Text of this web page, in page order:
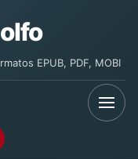
EPUB, PDF, MOBI